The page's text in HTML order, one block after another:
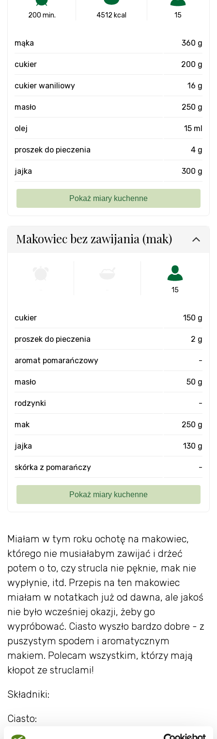
Miałam w tym roku ochotę na makowiec,
którego nie musiałabym zawijać i drżeć
potem o to, czy strucla nie pęknie, mak nie
wypłynie, itd. Przepis na ten makowiec
miałam w notatkach już od dawna, ale jakoś
nie było wcześniej okazji, żeby go
wypróbować. Ciasto wyszło bardzo dobre - z
puszystym spodem i aromatycznym
makiem. Polecam wszystkim, którzy mają
kłopot ze struclami!
Składniki:
Ciasto:
200 min. 4512 kcal 15
mąka 360 g
cukier 200 g
cukier waniliowy 16 g
masło 250 g
olej 15 ml
proszek do pieczenia 4 g
jajka 300 g
Makowiec bez zawijania (mak)
15
cukier 150 g
proszek do pieczenia 2 g
aromat pomarańczowy -
masło 50 g
rodzynki -
mak 250 g
jajka 130 g
skórka z pomarańczy -